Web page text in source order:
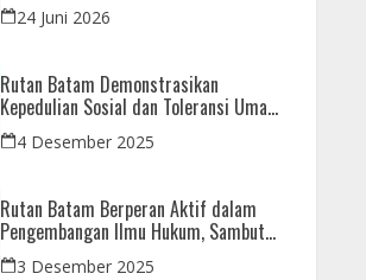
24 Juni 2026
Rutan Batam Demonstrasikan
Kepedulian Sosial dan Toleransi Umat
Beragama Melalui Doa Bersama
Korban Bencana
4 Desember 2025
Rutan Batam Berperan Aktif dalam
Pengembangan Ilmu Hukum, Sambut
Kunjungan Observasi Mahasiswa UIB
3 Desember 2025